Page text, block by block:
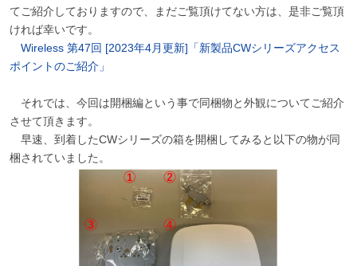
てご紹介しておりますので、まだご覧頂けてない方は、是非ご覧頂
ければ幸いです。
Wireless 第47回 [2023年4月更新]「新製品CWシリーズアクセス
ポイントのご紹介」
それでは、今回は開梱編という事で同梱物と外観についてご紹介
させて頂きます。
早速、到着したCWシリーズの箱を開梱してみると以下の物が同
梱されていました。